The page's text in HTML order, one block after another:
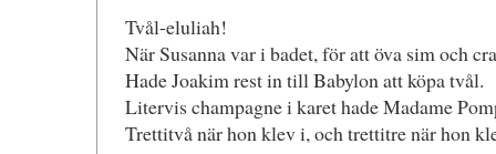
Tvål-eluliah!
När Susanna var i badet, för att öva sim och
Hade Joakim rest in till Babylon att köpa tvål.
Litervis champagne i karet hade Madame
Trettitvå när hon klev i, och trettitre när hon